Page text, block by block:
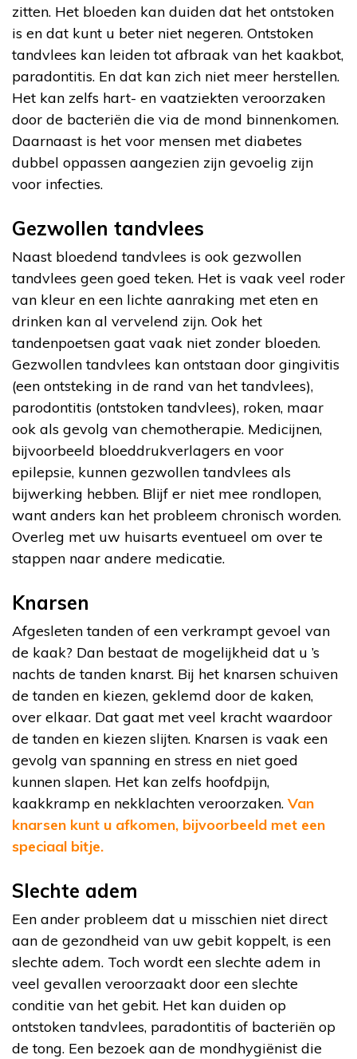
zitten. Het bloeden kan duiden dat het ontstoken
is en dat kunt u beter niet negeren. Ontstoken
tandvlees kan leiden tot afbraak van het kaakbot,
paradontitis. En dat kan zich niet meer herstellen.
Het kan zelfs hart- en vaatziekten veroorzaken
door de bacteriën die via de mond binnenkomen.
Daarnaast is het voor mensen met diabetes
dubbel oppassen aangezien zijn gevoelig zijn
voor infecties.
Gezwollen tandvlees
Naast bloedend tandvlees is ook gezwollen
tandvlees geen goed teken. Het is vaak veel roder
van kleur en een lichte aanraking met eten en
drinken kan al vervelend zijn. Ook het
tandenpoetsen gaat vaak niet zonder bloeden.
Gezwollen tandvlees kan ontstaan door gingivitis
(een ontsteking in de rand van het tandvlees),
parodontitis (ontstoken tandvlees), roken, maar
ook als gevolg van chemotherapie. Medicijnen,
bijvoorbeeld bloeddrukverlagers en voor
epilepsie, kunnen gezwollen tandvlees als
bijwerking hebben. Blijf er niet mee rondlopen,
want anders kan het probleem chronisch worden.
Overleg met uw huisarts eventueel om over te
stappen naar andere medicatie.
Knarsen
Afgesleten tanden of een verkrampt gevoel van
de kaak? Dan bestaat de mogelijkheid dat u ’s
nachts de tanden knarst. Bij het knarsen schuiven
de tanden en kiezen, geklemd door de kaken,
over elkaar. Dat gaat met veel kracht waardoor
de tanden en kiezen slijten. Knarsen is vaak een
gevolg van spanning en stress en niet goed
kunnen slapen. Het kan zelfs hoofdpijn,
kaakkramp en nekklachten veroorzaken. Van
knarsen kunt u afkomen, bijvoorbeeld met een
speciaal bitje.
Slechte adem
Een ander probleem dat u misschien niet direct
aan de gezondheid van uw gebit koppelt, is een
slechte adem. Toch wordt een slechte adem in
veel gevallen veroorzaakt door een slechte
conditie van het gebit. Het kan duiden op
ontstoken tandvlees, paradontitis of bacteriën op
de tong. Een bezoek aan de mondhygiënist die